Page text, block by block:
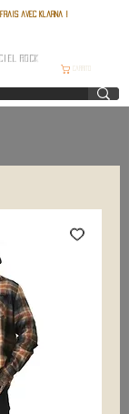
frais avec Klarna !
ROCK